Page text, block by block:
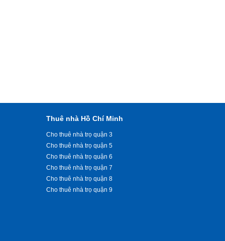
Thuê nhà Hồ Chí Minh
Cho thuê nhà trọ quận 3
Cho thuê nhà trọ quận 5
Cho thuê nhà trọ quận 6
Cho thuê nhà trọ quận 7
Cho thuê nhà trọ quận 8
Cho thuê nhà trọ quận 9